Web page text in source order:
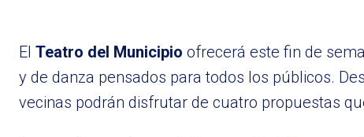
El Teatro del Municipio ofrecerá este fin de
y de danza pensados para todos los públicos.
vecinas podrán disfrutar de cuatro propuestas